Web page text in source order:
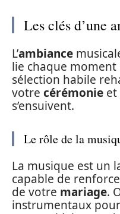
Les clés d’une
L’ambiance
lie chaque
sélection habile
votre cérémonie et
s’ensuivent.
Le rôle de la
La musique est un
capable de
de votre mariage.
instrumentaux